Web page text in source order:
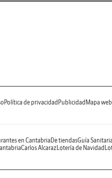
Política de privacidad Publicidad Mapa web
en Cantabria De tiendasGuía Sanitaria
Carlos AlcarazLotería de Navidad